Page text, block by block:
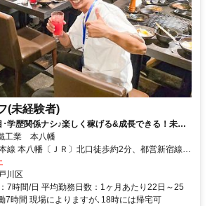
(未経験者)
学歴関係ナシ♪楽しく稼げる&成長できる！未経
！1R寮有
工業 本八幡
線 本八幡〔ＪＲ〕北口徒歩約2分、都営新宿線
口徒歩約3分、京成本線 京成八幡出口3徒歩約5
川区
7時間/日 平均勤務日数：1ヶ月あたり22日～25
7時間 現場によりますが､18時には帰宅可